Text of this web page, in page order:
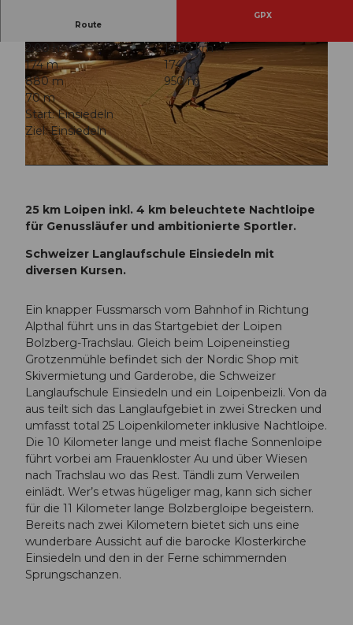
© Lorenz Hausheer, Einsiedeln-Ybrig-Zürichsee
Route
GPX
2:00 h
14,60 km
174 m
174 m
880 m
950 m
70 m
Start: Einsiedeln
Ziel: Einsiedeln
25 km Loipen inkl. 4 km beleuchtete Nachtloipe
für Genussläufer und ambitionierte Sportler.
Schweizer Langlaufschule Einsiedeln mit
diversen Kursen.
Ein knapper Fussmarsch vom Bahnhof in Richtung
Alpthal führt uns in das Startgebiet der Loipen
Bolzberg-Trachslau. Gleich beim Loipeneinstieg
Grotzenmühle befindet sich der Nordic Shop mit
Skivermietung und Garderobe, die Schweizer
Langlaufschule Einsiedeln und ein Loipenbeizli. Von da
aus teilt sich das Langlaufgebiet in zwei Strecken und
umfasst total 25 Loipenkilometer inklusive Nachtloipe.
Die 10 Kilometer lange und meist flache Sonnenloipe
führt vorbei am Frauenkloster Au und über Wiesen
nach Trachslau wo das Rest. Tändli zum Verweilen
einlädt. Wer’s etwas hügeliger mag, kann sich sicher
für die 11 Kilometer lange Bolzbergloipe begeistern.
Bereits nach zwei Kilometern bietet sich uns eine
wunderbare Aussicht auf die barocke Klosterkirche
Einsiedeln und den in der Ferne schimmernden
Sprungschanzen.